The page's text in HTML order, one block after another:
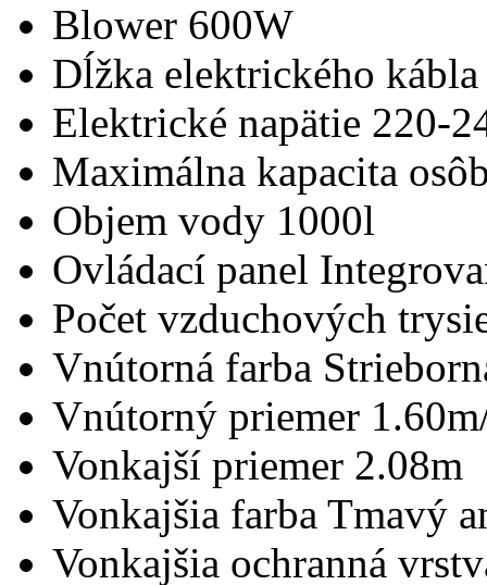
Blower 600W
Dĺžka elektrického kábla
Elektrické napätie 220-
Maximálna kapacita
Objem vody 1000l
Ovládací panel
Počet vzduchových
Vnútorná farba
Vnútorný priemer
Vonkajší priemer 2.08m
Vonkajšia farba Tmavý
Vonkajšia ochranná